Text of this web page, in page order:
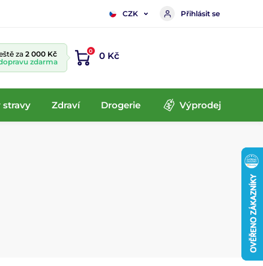
CZK Přihlásit se
za 2 000 Kč
zdarma
0 0 Kč
stravy Zdraví Drogerie Výprodej